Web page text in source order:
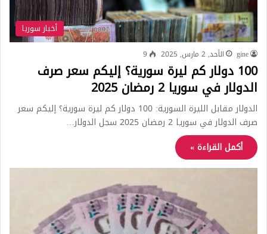
أخبار سوريا
gine الأحد, 2 مارس, 2025 9
100 دولار كم ليرة سورية؟ إليكم سعر صرف
الدولار في سوريا 2 رمضان 2025
الدولار مقابل الليرة السورية: 100 دولار كم ليرة سورية؟ إليكم سعر
صرف الدولار في سوريا 2 رمضان 2025 سجل الدولار…
أكمل القراءة »